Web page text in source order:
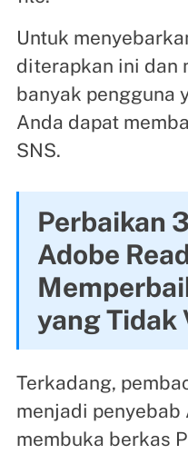
Untuk
diterapkan ini dan
banyak pengguna
Anda dapat
SNS.
Perbaikan
Adobe
yang Tidak
Terkadang,
menjadi
membuka berkas